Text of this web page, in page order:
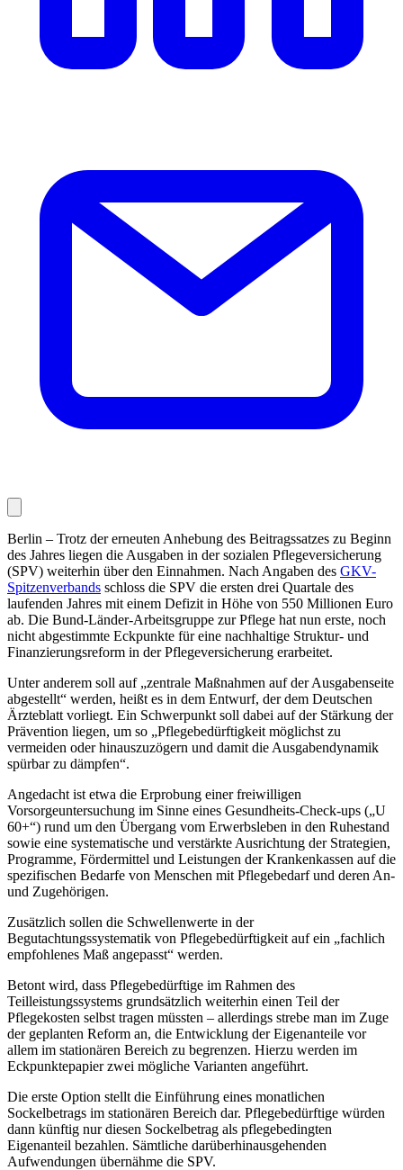
Berlin – Trotz der erneuten Anhebung des Beitragssatzes zu Beginn
des Jahres liegen die Ausgaben in der sozialen Pflegeversicherung
(SPV) weiterhin über den Einnahmen. Nach Angaben des GKV-
Spitzenverbands schloss die SPV die ersten drei Quartale des
laufenden Jahres mit einem Defizit in Höhe von 550 Millionen Euro
ab. Die Bund-Länder-Arbeitsgruppe zur Pflege hat nun erste, noch
nicht abgestimmte Eckpunkte für eine nachhaltige Struktur- und
Finanzierungsreform in der Pflegeversicherung erarbeitet.
Unter anderem soll auf „zentrale Maßnahmen auf der Ausgabenseite
abgestellt“ werden, heißt es in dem Entwurf, der dem Deutschen
Ärzteblatt vorliegt. Ein Schwerpunkt soll dabei auf der Stärkung der
Prävention liegen, um so „Pflegebedürftigkeit möglichst zu
vermeiden oder hinauszuzögern und damit die Ausgabendynamik
spürbar zu dämpfen“.
Angedacht ist etwa die Erprobung einer freiwilligen
Vorsorgeuntersuchung im Sinne eines Gesundheits-Check-ups („U
60+“) rund um den Übergang vom Erwerbsleben in den Ruhestand
sowie eine systematische und verstärkte Ausrichtung der Strategien,
Programme, Fördermittel und Leistungen der Krankenkassen auf die
spezifischen Bedarfe von Menschen mit Pflegebedarf und deren An-
und Zugehörigen.
Zusätzlich sollen die Schwellenwerte in der
Begutachtungssystematik von Pflegebedürftigkeit auf ein „fachlich
empfohlenes Maß angepasst“ werden.
Betont wird, dass Pflegebedürftige im Rahmen des
Teilleistungssystems grundsätzlich weiterhin einen Teil der
Pflegekosten selbst tragen müssten – allerdings strebe man im Zuge
der geplanten Reform an, die Entwicklung der Eigenanteile vor
allem im stationären Bereich zu begrenzen. Hierzu werden im
Eckpunktepapier zwei mögliche Varianten angeführt.
Die erste Option stellt die Einführung eines monatlichen
Sockelbetrags im stationären Bereich dar. Pflegebedürftige würden
dann künftig nur diesen Sockelbetrag als pflegebedingten
Eigenanteil bezahlen. Sämtliche darüberhinausgehenden
Aufwendungen übernähme die SPV.